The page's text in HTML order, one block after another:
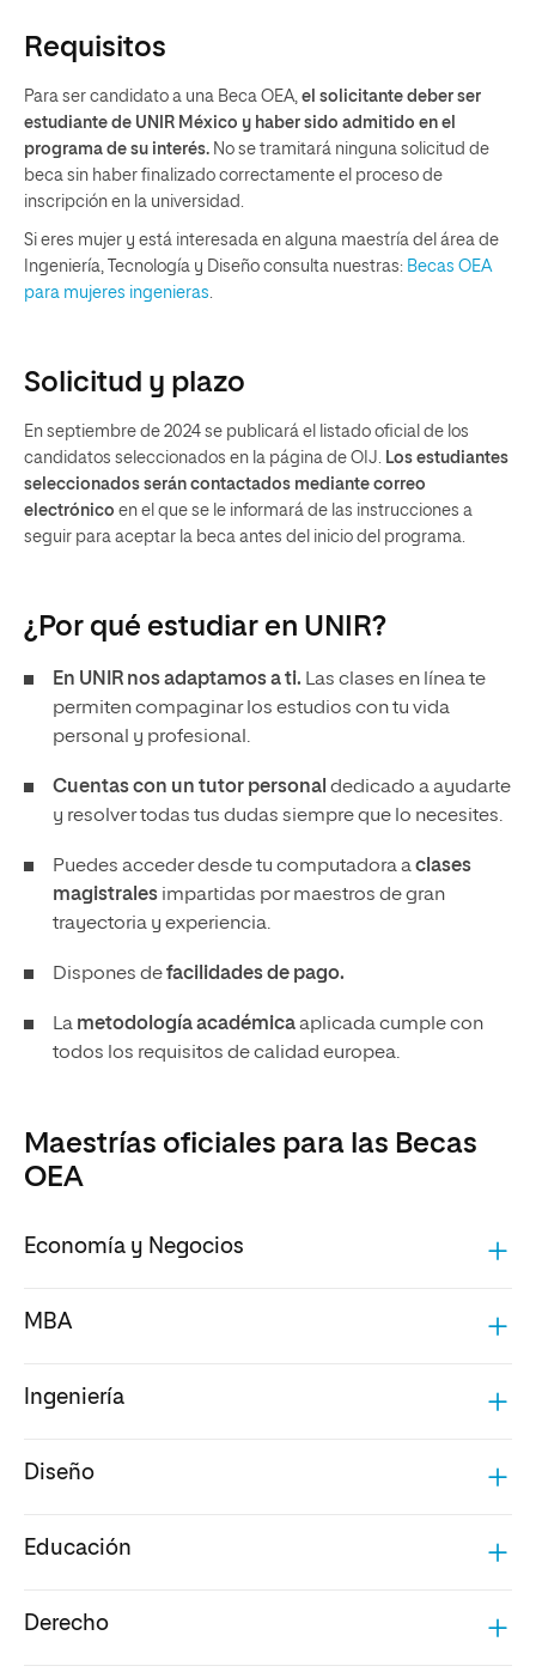
Requisitos
Para ser candidato a una Beca OEA, el solicitante deber ser
estudiante de UNIR México y haber sido admitido en el
programa de su interés. No se tramitará ninguna solicitud de
beca sin haber finalizado correctamente el proceso de
inscripción en la universidad.
Si eres mujer y está interesada en alguna maestría del área de
Ingeniería, Tecnología y Diseño consulta nuestras: Becas OEA
para mujeres ingenieras.
Solicitud y plazo
En septiembre de 2024 se publicará el listado oficial de los
candidatos seleccionados en la página de OIJ. Los estudiantes
seleccionados serán contactados mediante correo
electrónico en el que se le informará de las instrucciones a
seguir para aceptar la beca antes del inicio del programa.
¿Por qué estudiar en UNIR?
En UNIR nos adaptamos a ti. Las clases en línea te
permiten compaginar los estudios con tu vida
personal y profesional.
Cuentas con un tutor personal dedicado a ayudarte
y resolver todas tus dudas siempre que lo necesites.
Puedes acceder desde tu computadora aclases
magistrales impartidas por maestros de gran
trayectoria y experiencia.
Dispones defacilidades de pago.
La metodología académicaaplicada cumple con
todos los requisitos de calidad europea.
Maestrías oficiales para las Becas
OEA
Economía y Negocios
MBA
Ingeniería
Diseño
Educación
Derecho